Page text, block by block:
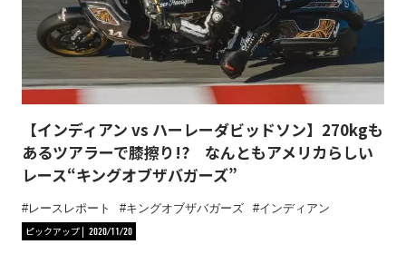
【インディアン vs ハーレーダビッドソン】270kgも
あるツアラーで膝擦り!? なんともアメリカらしい
レース“キングオブザバガーズ”
レースレポート キングオブザバガーズ
インディアン
ピックアップ
2020/11/20